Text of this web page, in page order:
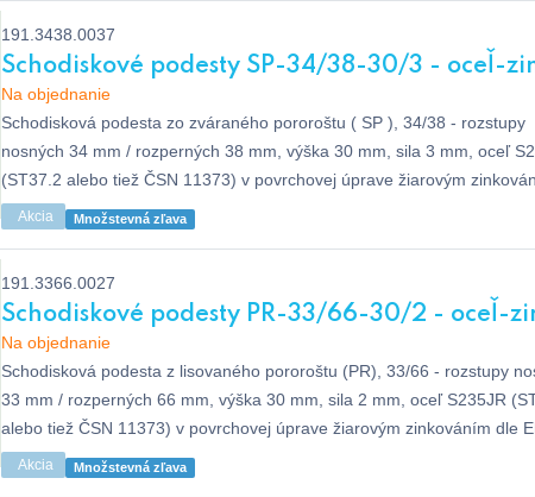
191.3438.0037
Schodiskové podesty SP-34/38-30/3 - oceľ-
Na objednanie
Schodisková podesta zo zváraného pororoštu ( SP ), 34/38 - rozstupy
nosných 34 mm / rozperných 38 mm, výška 30 mm, sila 3 mm, oceľ
(ST37.2 alebo tiež ČSN 11373) v povrchovej úprave žiarovým
dle EN ISO 1461, bez protišmyku.
Akcia Množstevná zľava
191.3366.0027
Schodiskové podesty PR-33/66-30/2 - oceľ-
Na objednanie
Schodisková podesta z lisovaného pororoštu (PR), 33/66 - rozstupy
33 mm / rozperných 66 mm, výška 30 mm, sila 2 mm, oceľ S235JR
alebo tiež ČSN 11373) v povrchovej úprave žiarovým zinkováním dle
ISO 1461, bez protišmyku.
Akcia Množstevná zľava